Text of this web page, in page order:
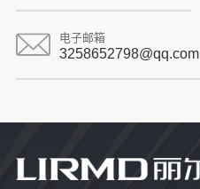
电子邮箱
3258652798@qq.com